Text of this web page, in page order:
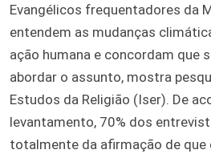
Evangélicos frequentadores da
entendem as mudanças
ação humana e concordam que
abordar o assunto, mostra
Estudos da Religião (Iser). De
levantamento, 70% dos
totalmente da afirmação de que